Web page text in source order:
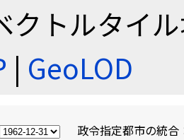
クトルタイ
| GeoLOD
政令指定都市の統